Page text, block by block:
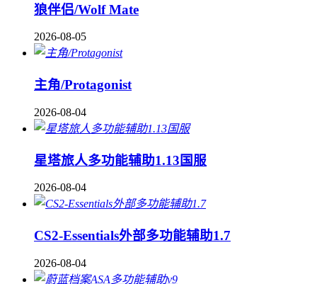
狼伴侣/Wolf Mate
2026-08-05
主角/Protagonist
2026-08-04
星塔旅人多功能辅助1.13国服
2026-08-04
CS2-Essentials外部多功能辅助1.7
2026-08-04